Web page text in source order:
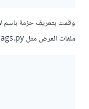
ملفات العرض مثل view.tags.py والذي سيحتوي على كود مثل: